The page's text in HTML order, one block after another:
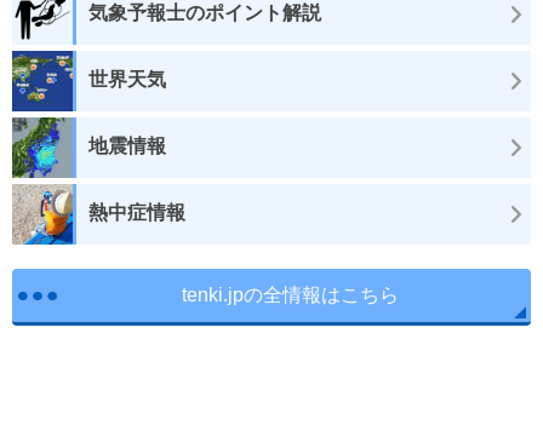
気象予報士のポイント解説
世界天気
地震情報
熱中症情報
tenki.jpの全情報はこちら